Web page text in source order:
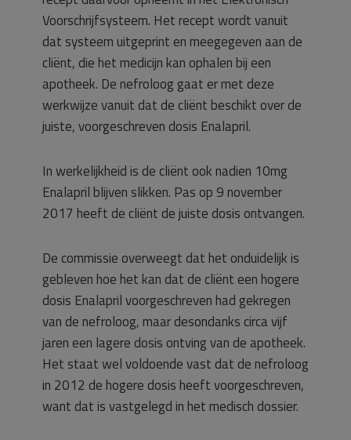
Voorschrijfsysteem. Het recept wordt vanuit
dat systeem uitgeprint en meegegeven aan de
cliënt, die het medicijn kan ophalen bij een
apotheek. De nefroloog gaat er met deze
werkwijze vanuit dat de cliënt beschikt over de
juiste, voorgeschreven dosis Enalapril.
In werkelijkheid is de cliënt ook nadien 10mg
Enalapril blijven slikken. Pas op 9 november
2017 heeft de cliënt de juiste dosis ontvangen.
De commissie overweegt dat het onduidelijk is
gebleven hoe het kan dat de cliënt een hogere
dosis Enalapril voorgeschreven had gekregen
van de nefroloog, maar desondanks circa vijf
jaren een lagere dosis ontving van de apotheek.
Het staat wel voldoende vast dat de nefroloog
in 2012 de hogere dosis heeft voorgeschreven,
want dat is vastgelegd in het medisch dossier.